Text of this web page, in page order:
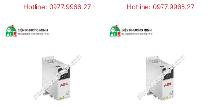
Hotline: 0977.9966.27 Hotline: 0977.9966.27